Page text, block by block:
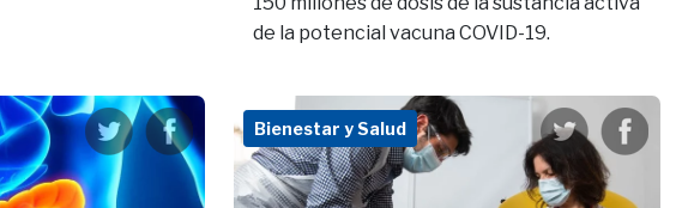
de la potencial vacuna COVID-19.
Bienestar y Salud